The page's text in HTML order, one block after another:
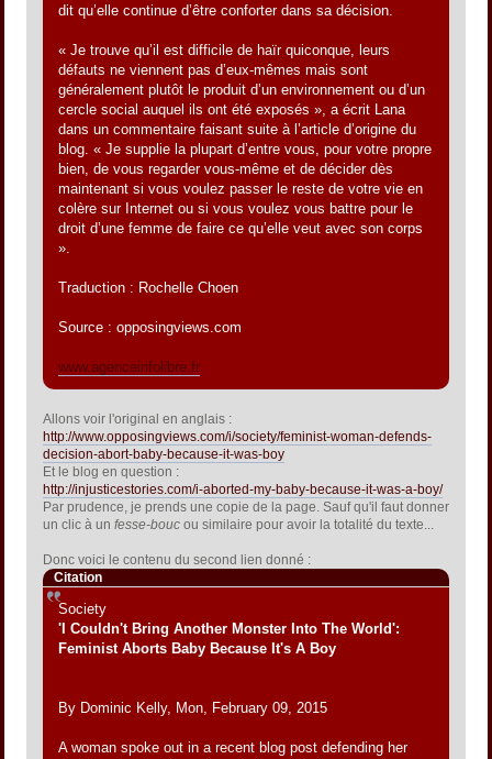
dit qu’elle continue d’être conforter dans sa décision.
« Je trouve qu’il est difficile de haïr quiconque, leurs
défauts ne viennent pas d’eux-mêmes mais sont
généralement plutôt le produit d’un environnement ou d’un
cercle social auquel ils ont été exposés », a écrit Lana
dans un commentaire faisant suite à l’article d’origine du
blog. « Je supplie la plupart d’entre vous, pour votre propre
bien, de vous regarder vous-même et de décider dès
maintenant si vous voulez passer le reste de votre vie en
colère sur Internet ou si vous voulez vous battre pour le
droit d’une femme de faire ce qu’elle veut avec son corps
».
Traduction : Rochelle Choen
Source : opposingviews.com
www.agenceinfolibre.fr
Allons voir l'original en anglais :
http://www.opposingviews.com/i/society/feminist-woman-defends-
decision-abort-baby-because-it-was-boy
Et le blog en question :
http://injusticestories.com/i-aborted-my-baby-because-it-was-a-boy/
Par prudence, je prends une copie de la page. Sauf qu'il faut donner
un clic à un fesse-boucou similaire pour avoir la totalité du texte...
Donc voici le contenu du second lien donné :
Citation
Society
'I Couldn't Bring Another Monster Into The World':
Feminist Aborts Baby Because It's A Boy
By Dominic Kelly, Mon, February 09, 2015
A woman spoke out in a recent blog post defending her